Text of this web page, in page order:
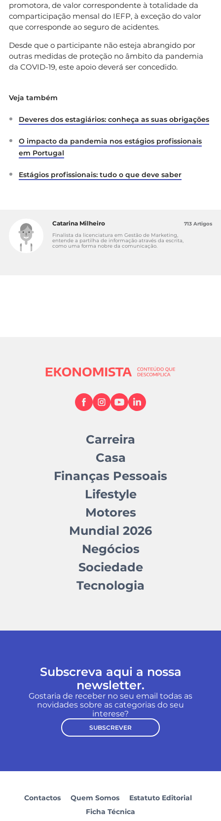
promotora, de valor correspondente à totalidade da
comparticipação mensal do IEFP, à exceção do valor
que corresponde ao seguro de acidentes.
Desde que o participante não esteja abrangido por
outras medidas de proteção no âmbito da pandemia
da COVID-19, este apoio deverá ser concedido.
Veja também
Deveres dos estagiários: conheça as suas obrigações
O impacto da pandemia nos estágios profissionais
em Portugal
Estágios profissionais: tudo o que deve saber
Catarina Milheiro
Finalista da licenciatura em Gestão de Marketing,
entende a partilha de informação através da escrita,
como uma forma nobre da comunicação.
713 Artigos
Carreira
Casa
Finanças Pessoais
Lifestyle
Motores
Mundial 2026
Negócios
Sociedade
Tecnologia
Subscreva aqui a nossa
newsletter.
Gostaria de receber no seu email todas as
novidades sobre as categorias do seu
interese?
SUBSCREVER
Contactos Quem Somos
Estatuto Editorial
Ficha Técnica